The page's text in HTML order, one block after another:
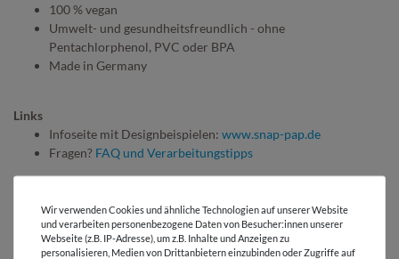
100 % vegan
Umwelt- und gesundheitsfreundlich - ohne
Pentachlorphenol, PVC oder BPA
Made in Germany
Links
Infoseite mit Designbeispielen: www.snap-pap.de
Fragen? FAQ und Verarbeitungstipps
BEWERTUNGEN
Wir verwenden Cookies und ähnliche Technologien auf unserer Website
und verarbeiten personenbezogene Daten von Besucher:innen unserer
Webseite (z.B. IP-Adresse), um z.B. Inhalte und Anzeigen zu
personalisieren, Medien von Drittanbietern einzubinden oder Zugriffe auf